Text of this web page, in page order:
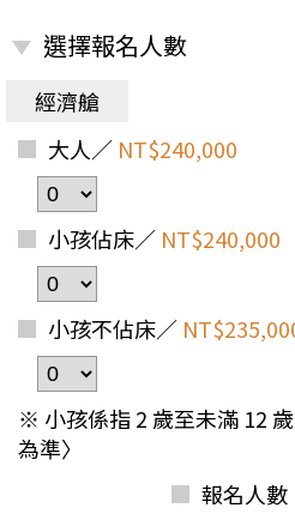
選擇報名人數
經濟艙
大人／ NT$240,000
小孩佔床／ NT$240,000
小孩不佔床／
※ 小孩係指 2 歲至未滿 12
為準〉
報名人數